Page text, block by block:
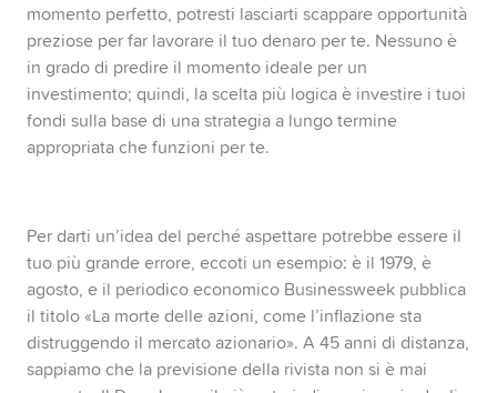
momento perfetto, potresti lasciarti scappare opportunità
preziose per far lavorare il tuo denaro per te. Nessuno è
in grado di predire il momento ideale per un
investimento; quindi, la scelta più logica è investire i tuoi
fondi sulla base di una strategia a lungo termine
appropriata che funzioni per te.
Per darti un’idea del perché aspettare potrebbe essere il
tuo più grande errore, eccoti un esempio: è il 1979, è
agosto, e il periodico economico Businessweek pubblica
il titolo «La morte delle azioni, come l’inflazione sta
distruggendo il mercato azionario». A 45 anni di distanza,
sappiamo che la previsione della rivista non si è mai